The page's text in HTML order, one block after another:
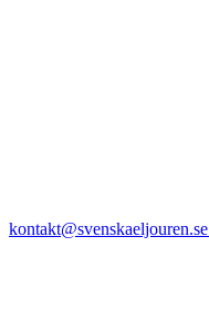
kontakt@svenskaeljouren.se